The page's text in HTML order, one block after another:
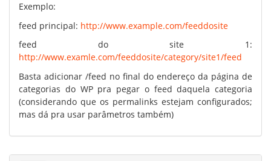
Exemplo:
feed principal: http://www.example.com/feeddosite
feed do site 1:
http://www.examle.com/feeddosite/category/site1/feed
Basta adicionar /feed no final do endereço da página de
categorias do WP pra pegar o feed daquela categoria
(considerando que os permalinks estejam configurados;
mas dá pra usar parâmetros também)